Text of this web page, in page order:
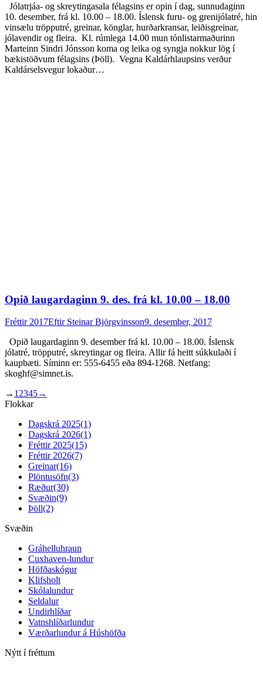
Jólatrjáa- og skreytingasala félagsins er opin í dag, sunnudaginn
10. desember, frá kl. 10.00 – 18.00. Íslensk furu- og grenijólatré, hin
vinsælu tröpputré, greinar, könglar, hurðarkransar, leiðisgreinar,
jólavendir og fleira. Kl. rúmlega 14.00 mun tónlistarmaðurinn
Marteinn Sindri Jónsson koma og leika og syngja nokkur lög í
bækistöðvum félagsins (Þöll). Vegna Kaldárhlaupsins verður
Kaldárselsvegur lokaður…
Opið laugardaginn 9. des. frá kl. 10.00 – 18.00
Fréttir 2017Eftir Steinar Björgvinsson9. desember, 2017
Opið laugardaginn 9. desember frá kl. 10.00 – 18.00. Íslensk
jólatré, tröpputré, skreytingar og fleira. Allir fá heitt súkkulaði í
kaupbæti. Síminn er: 555-6455 eða 894-1268. Netfang:
skoghf@simnet.is.
→ 1 2345→
Flokkar
Dagskrá 2025(1)
Dagskrá 2026(1)
Fréttir 2025(15)
Fréttir 2026(7)
Greinar(16)
Plöntusöfn(3)
Ræður(30)
Svæðin(9)
Þöll(2)
Svæðin
Gráhelluhraun
Cuxhaven-lundur
Höfðaskógur
Klifsholt
Skólalundur
Seldalur
Undirhlíðar
Vatnshlíðarlundur
Værðarlundur á Húshöfða
Nýtt í fréttum